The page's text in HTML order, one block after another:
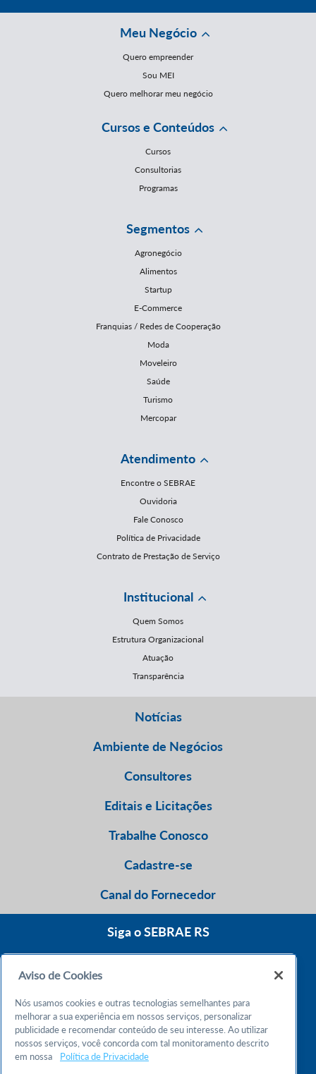
Meu Negócio
Quero empreender
Sou MEI
Quero melhorar meu negócio
Cursos e Conteúdos
Cursos
Consultorias
Programas
Segmentos
Agronegócio
Alimentos
Startup
E-Commerce
Franquias / Redes de Cooperação
Moda
Moveleiro
Saúde
Turismo
Mercopar
Atendimento
Encontre o SEBRAE
Ouvidoria
Fale Conosco
Política de Privacidade
Contrato de Prestação de Serviço
Institucional
Quem Somos
Estrutura Organizacional
Atuação
Transparência
Notícias
Ambiente de Negócios
Consultores
Editais e Licitações
Trabalhe Conosco
Cadastre-se
Canal do Fornecedor
Siga o SEBRAE RS
Atendimento 24h
Chame no WhatsApp
Aviso de Cookies
Nós usamos cookies e outras tecnologias semelhantes para
melhorar a sua experiência em nossos serviços, personalizar
publicidade e recomendar conteúdo de seu interesse. Ao utilizar
nossos serviços, você concorda com tal monitoramento descrito
em nossa
Política de Privacidade